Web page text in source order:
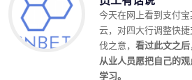
提升产品形象。这被一
心中。
今天在网上看到支付
云，对四大行调整快
伐之意， 看过此文之
从业人员愿把自己的
学习。